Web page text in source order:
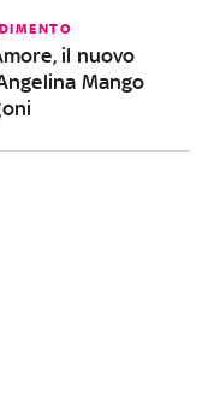
il nuovo
Mango